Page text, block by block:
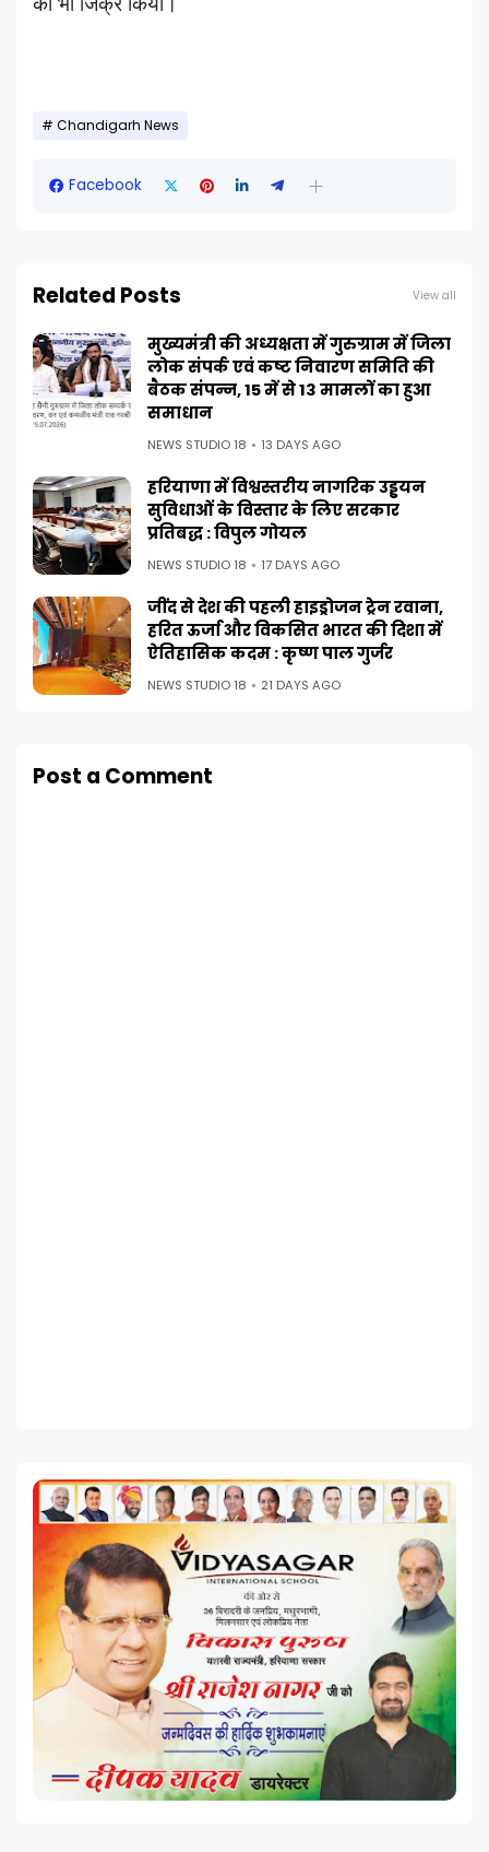
Chandigarh News
Facebook
Related Posts View all
मुख्यमंत्री की अध्यक्षता में गुरुग्राम में जिला
लोक संपर्क एवं कष्ट निवारण समिति की
बैठक संपन्न, 15 में से 13 मामलों का हुआ
समाधान
NEWS STUDIO 18 13 DAYS AGO
हरियाणा में विश्वस्तरीय नागरिक उड्डयन
सुविधाओं के विस्तार के लिए सरकार
प्रतिबद्ध : विपुल गोयल
NEWS STUDIO 18 17 DAYS AGO
जींद से देश की पहली हाइड्रोजन ट्रेन रवाना,
हरित ऊर्जा और विकसित भारत की दिशा में
ऐतिहासिक कदम : कृष्ण पाल गुर्जर
NEWS STUDIO 18 21 DAYS AGO
Post a Comment